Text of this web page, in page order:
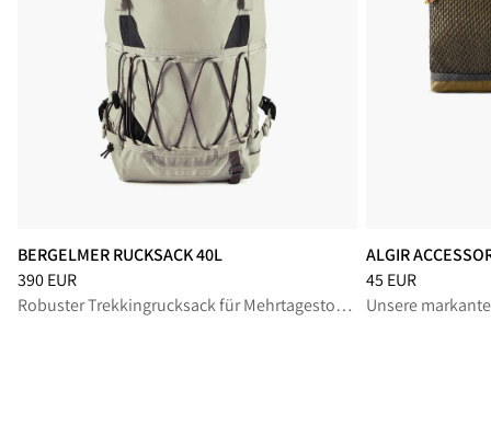
BERGELMER RUCKSACK 40L
Preis: 390 EUR, reduziert von 390 EUR
390 EUR
Robuster Trekkingrucksack für Mehrtagestouren mit technischen Features
ALGIR
Preis:45 EUR,
45 EUR
Unsere